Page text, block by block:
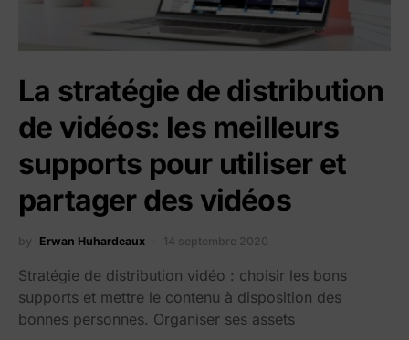
La stratégie de distribution
de vidéos: les meilleurs
supports pour utiliser et
partager des vidéos
by Erwan Huhardeaux 14 septembre 2020
Stratégie de distribution vidéo : choisir les bons
supports et mettre le contenu à disposition des
bonnes personnes. Organiser ses assets